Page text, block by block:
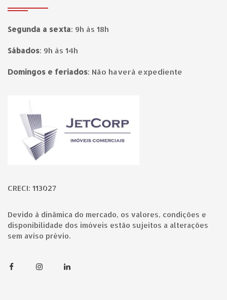
Segunda a sexta: 9h às 18h
Sábados: 9h às 14h
Domingos e feriados: Não haverá expediente
CRECI: 113027
Devido à dinâmica do mercado, os valores, condições e
disponibilidade dos imóveis estão sujeitos a alterações
sem aviso prévio.
FacebookInstagramLinkedin